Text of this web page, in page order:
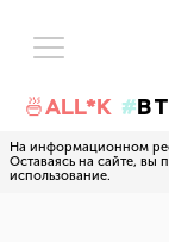
🍜ALL*K В
На информационном
Оставаясь на сайте, вы
использование.